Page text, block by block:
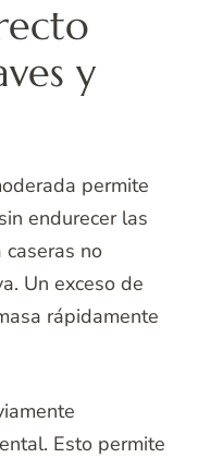
y
permite
endurecer las
caseras no
Un exceso de
rápidamente
Esto permite